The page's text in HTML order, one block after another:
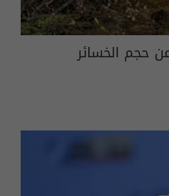
حجم الخسائر